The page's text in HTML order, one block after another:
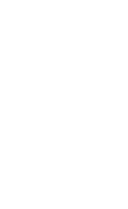
APPEL À UN
À LA
Ville-du-Bois
: il centralise les
en charge
se déplaçant vers Paris
Valley francilienne,
avantage.
VOITURE
VILLE-DU-BOIS
VIGILANCE
vérifiez :